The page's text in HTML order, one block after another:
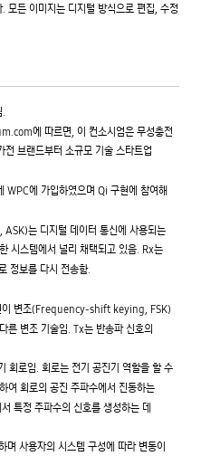
모든 이미지는 디지털 방식으로 편집, 수정
.
에 따르면, 이 컨소시엄은 무성충전
브랜드부터 소규모 기술 스타트업
WPC에 가입하였으며 Qi 구현에 참여해
는 디지털 데이터 통신에 사용되는
시스템에서 널리 채택되고 있음. Rx는
정보를 다시 전송함.
이 변조(Frequency-shift keying, FSK)
른 변조 기술임. Tx는 반송파 신호의
회로임. 회로는 전기 공진기 역할을 할 수
여 회로의 공진 주파수에서 진동하는
특정 주파수의 신호를 생성하는 데
며 사용자의 시스템 구성에 따라 변동이